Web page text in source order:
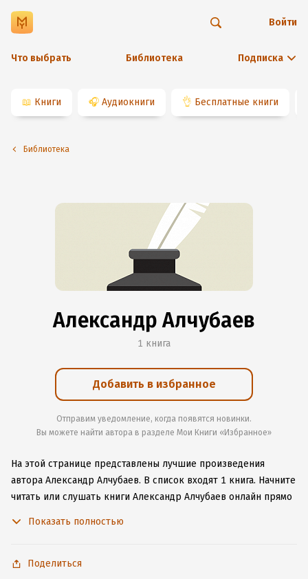
Что выбрать Библиотека Подписка
Войти
📖 Книги 🎧 Аудиокниги 👌 Бесплатные книги
Библиотека
Александр Алчубаев
1 книга
Добавить в избранное
Отправим уведомление, когда появятся новинки.
Вы можете найти автора в разделе Мои Книги «Избранное»
На этой странице представлены лучшие произведения
автора Александр Алчубаев. В список входят 1 книга. Начните
читать или слушать книги Александр Алчубаев онлайн прямо
Показать полностью
Поделиться